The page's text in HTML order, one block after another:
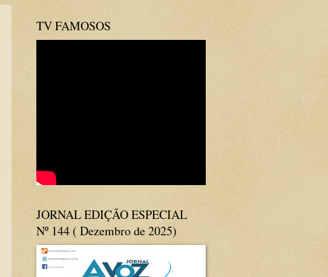
TV FAMOSOS
JORNAL EDIÇÃO ESPECIAL
Nº 144 ( Dezembro de 2025)